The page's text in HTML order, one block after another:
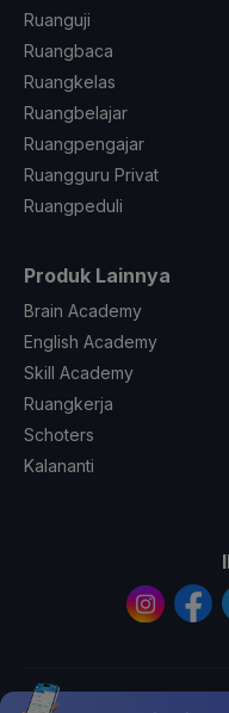
Ruanguji
Ruangbaca
Ruangkelas
Ruangbelajar
Ruangpengajar
Ruangguru Privat
Ruangpeduli
Produk Lainnya
Brain Academy
English Academy
Skill Academy
Ruangkerja
Schoters
Kalananti